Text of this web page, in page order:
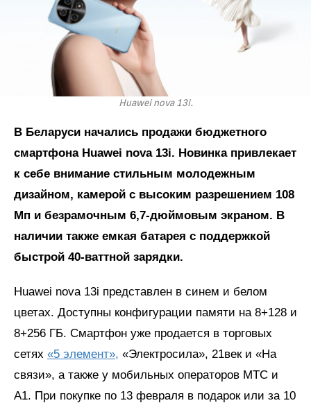
Huawei nova 13i.
В Беларуси начались продажи бюджетного
смартфона Huawei nova 13i. Новинка привлекает
к себе внимание стильным молодежным
дизайном, камерой с высоким разрешением 108
Мп и безрамочным 6,7-дюймовым экраном. В
наличии также емкая батарея с поддержкой
быстрой 40-ваттной зарядки.
Huawei nova 13i представлен в синем и белом
цветах. Доступны конфигурации памяти на 8+128 и
8+256 ГБ. Смартфон уже продается в торговых
сетях «5 элемент», «Электросила», 21век и «На
связи», а также у мобильных операторов МТС и
А1. При покупке по 13 февраля в подарок или за 10